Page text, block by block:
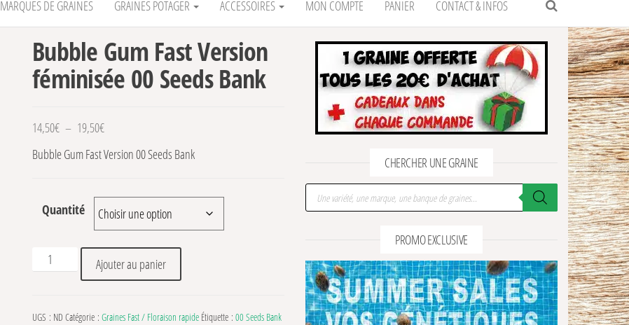
MARQUES DE GRAINES GRAINES POTAGER ACCESSOIRES MON COMPTE PANIER CONTACT & INFOS
Bubble Gum Fast Version
féminisée 00 Seeds Bank
14,50€ – 19,50€Plage de prix : 14,50€ à 19,50€
Bubble Gum Fast Version 00 Seeds Bank
Quantité
quantité de Bubble Gum Fast Version féminisée 00 Seeds Bank
Ajouter au panier
UGS : ND Catégorie : Graines Fast / Floraison rapide Étiquette : 00 Seeds Bank
CHERCHER UNE GRAINE
Recherche de produits
PROMO EXCLUSIVE